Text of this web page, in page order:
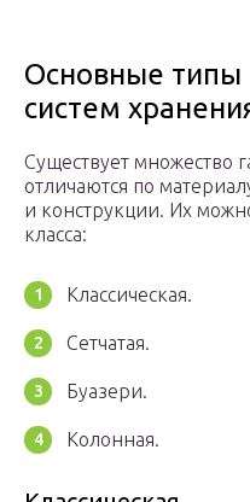
Основные типы
систем
Существует множество
отличаются по
и конструкции. Их
класса:
Классическая.
Сетчатая.
Буазери.
Колонная.